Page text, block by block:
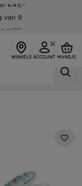
€45,-*
van 9
WINKELS ACCOUNT MANDJE